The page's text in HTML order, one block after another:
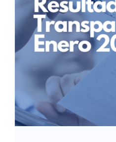
Directorio de Autoridades
Biblioteca
Últimas Noticias
Aplicaciones